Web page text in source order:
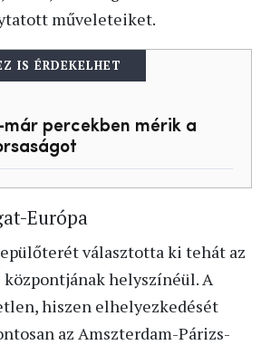
műveleteiket.
IS ÉRDEKELHET
percekben mérik a
Európa
választotta ki tehát az
helyszínéül. A
hiszen elhelyezkedését
az Amszterdam-Párizs-